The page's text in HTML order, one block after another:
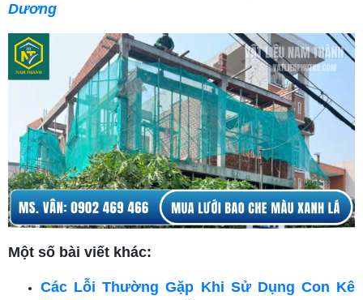
Dương
Một số bài viết khác:
Các Lỗi Thường Gặp Khi Sử Dụng Con Kê